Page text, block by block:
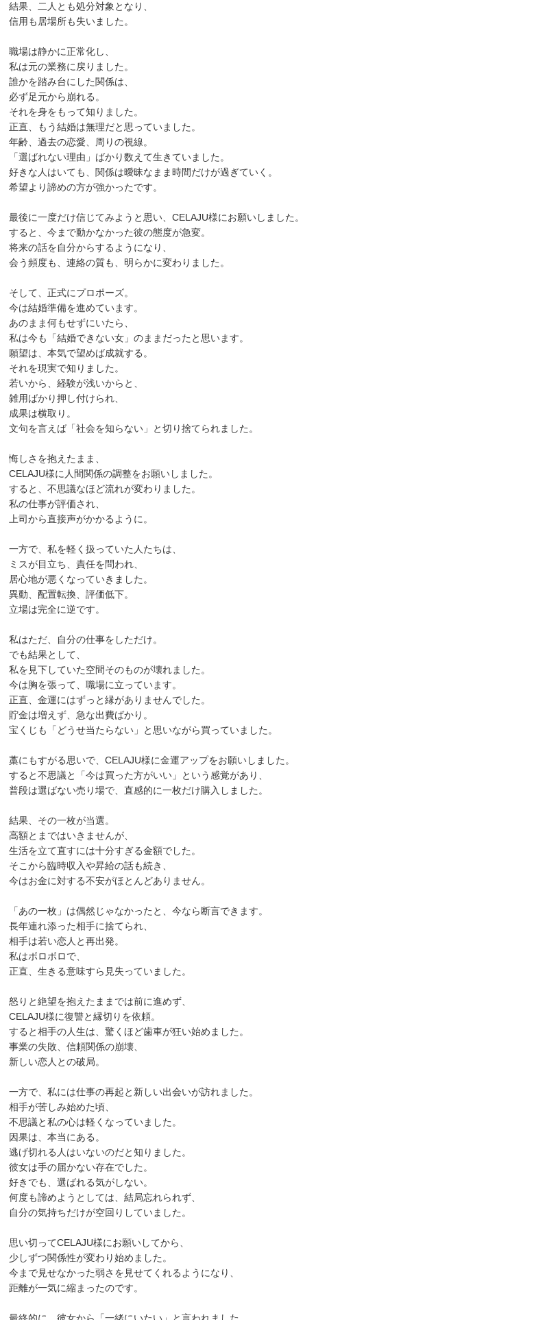
結果、二人とも処分対象となり、
信用も居場所も失いました。
職場は静かに正常化し、
私は元の業務に戻りました。
誰かを踏み台にした関係は、
必ず足元から崩れる。
それを身をもって知りました。
正直、もう結婚は無理だと思っていました。
年齢、過去の恋愛、周りの視線。
「選ばれない理由」ばかり数えて生きていました。
好きな人はいても、関係は曖昧なまま時間だけが過ぎていく。
希望より諦めの方が強かったです。
最後に一度だけ信じてみようと思い、CELAJU様にお願いしました。
すると、今まで動かなかった彼の態度が急変。
将来の話を自分からするようになり、
会う頻度も、連絡の質も、明らかに変わりました。
そして、正式にプロポーズ。
今は結婚準備を進めています。
あのまま何もせずにいたら、
私は今も「結婚できない女」のままだったと思います。
願望は、本気で望めば成就する。
それを現実で知りました。
若いから、経験が浅いからと、
雑用ばかり押し付けられ、
成果は横取り。
文句を言えば「社会を知らない」と切り捨てられました。
悔しさを抱えたまま、
CELAJU様に人間関係の調整をお願いしました。
すると、不思議なほど流れが変わりました。
私の仕事が評価され、
上司から直接声がかかるように。
一方で、私を軽く扱っていた人たちは、
ミスが目立ち、責任を問われ、
居心地が悪くなっていきました。
異動、配置転換、評価低下。
立場は完全に逆です。
私はただ、自分の仕事をしただけ。
でも結果として、
私を見下していた空間そのものが壊れました。
今は胸を張って、職場に立っています。
正直、金運にはずっと縁がありませんでした。
貯金は増えず、急な出費ばかり。
宝くじも「どうせ当たらない」と思いながら買っていました。
藁にもすがる思いで、CELAJU様に金運アップをお願いしました。
すると不思議と「今は買った方がいい」という感覚があり、
普段は選ばない売り場で、直感的に一枚だけ購入しました。
結果、その一枚が当選。
高額とまではいきませんが、
生活を立て直すには十分すぎる金額でした。
そこから臨時収入や昇給の話も続き、
今はお金に対する不安がほとんどありません。
「あの一枚」は偶然じゃなかったと、今なら断言できます。
長年連れ添った相手に捨てられ、
相手は若い恋人と再出発。
私はボロボロで、
正直、生きる意味すら見失っていました。
怒りと絶望を抱えたままでは前に進めず、
CELAJU様に復讐と縁切りを依頼。
すると相手の人生は、驚くほど歯車が狂い始めました。
事業の失敗、信頼関係の崩壊、
新しい恋人との破局。
一方で、私には仕事の再起と新しい出会いが訪れました。
相手が苦しみ始めた頃、
不思議と私の心は軽くなっていました。
因果は、本当にある。
逃げ切れる人はいないのだと知りました。
彼女は手の届かない存在でした。
好きでも、選ばれる気がしない。
何度も諦めようとしては、結局忘れられず、
自分の気持ちだけが空回りしていました。
思い切ってCELAJU様にお願いしてから、
少しずつ関係性が変わり始めました。
今まで見せなかった弱さを見せてくれるようになり、
距離が一気に縮まったのです。